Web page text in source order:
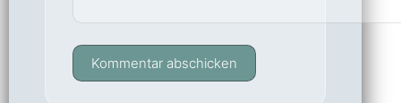
Kommentar abschicken